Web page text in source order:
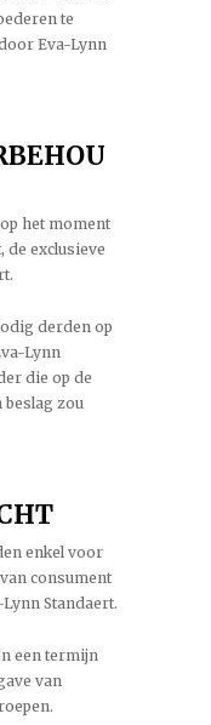
te
Eva-Lynn
het moment
de exclusieve
derden op
Lynn
die op de
beslag zou
enkel voor
consument
Standaert.
een termijn
van